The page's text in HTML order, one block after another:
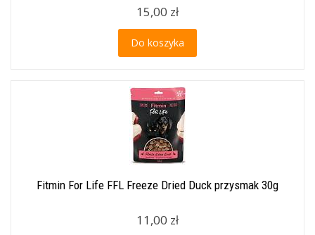
15,00 zł
Do koszyka
Fitmin For Life FFL Freeze Dried Duck przysmak 30g
11,00 zł